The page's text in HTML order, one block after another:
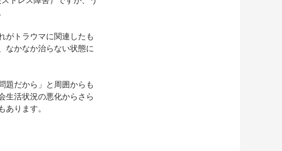
がトラウマに関連したも
なかなか治らない状態に
題だから」と周囲からも
生活状況の悪化からさら
あります。